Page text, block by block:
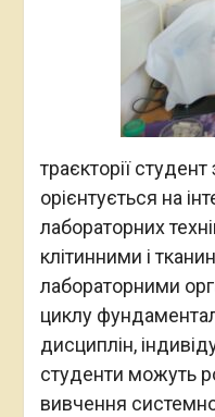
траєкторії
орієнтується на
лабораторних
клітинними і
лабораторними
циклу
дисциплін,
студенти можуть
вивчення системної